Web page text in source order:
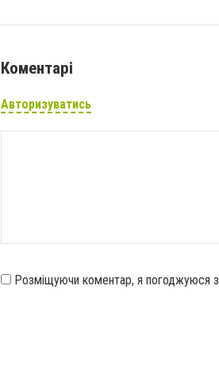
Коментарі
Авторизуватись
Розміщуючи коментар, я погоджуюся з